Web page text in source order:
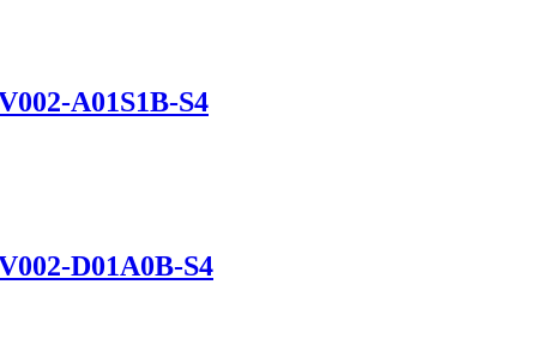
A01S1B-S4
D01A0B-S4